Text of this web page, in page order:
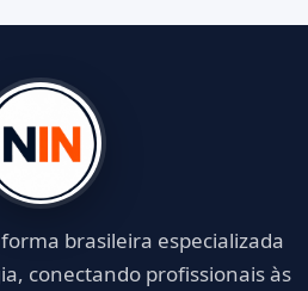
brasileira especializada
conectando profissionais às